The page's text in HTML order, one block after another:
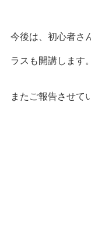
今後は、初心者さ
ラスも開講します。
またご報告させて